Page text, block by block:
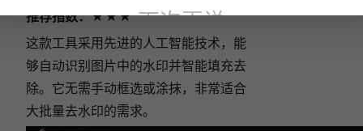
推荐指数：★★★
这款工具采用先进的人工智能技术，能
够自动识别图片中的水印并智能填充去
除。它无需手动框选或涂抹，非常适合
大批量去水印的需求。
下次再说